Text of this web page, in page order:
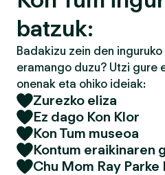
batzuk:
Badakizu zein den
eramango duzu? Utzi gure
onenak eta ohiko ideiak:
Zurezko eliza
Ez dago Kon Klor
Kon Tum museoa
Kontum eraikinaren
Chu Mom Ray Parke